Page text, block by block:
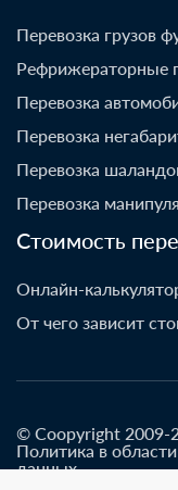
Перевозка грузов
Рефрижераторные
Перевозка
Перевозка
Перевозка
Перевозка
Стоимость
Онлайн-
От чего зависит
© Coopyright 2009-
Политика в
данных